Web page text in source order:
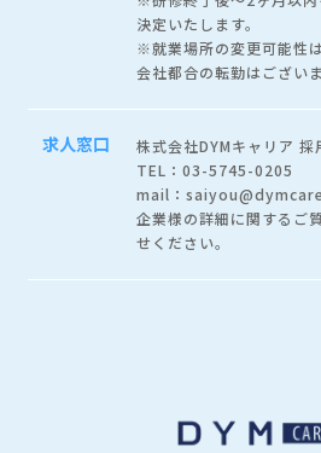
決定いたします。
※就業場所の変更可能性は
会社都合の転勤はございま
求人窓口
株式会社DYMキャリア 採
TEL：03-5745-0205
mail：
企業様の詳細に関するご
せください。